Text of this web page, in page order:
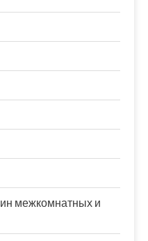
межкомнатных и